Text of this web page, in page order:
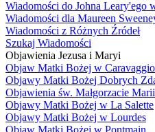
Wiadomości do Johna Leary'ego
Wiadomości dla Maureen
Wiadomości z Różnych Źródeł
Szukaj Wiadomości
Objawienia Jezusa i Maryi
Objaw Matki Bożej w Caravaggio
Objawy Matki Bożej Dobrych
Objawienia św. Małgorzacie
Objawy Matki Bożej w La Salette
Objawy Matki Bożej w Lourdes
Objaw Matki Bożej w Pontmain